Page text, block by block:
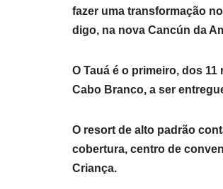
fazer uma transformação
digo, na nova Cancún da
O Tauá é o primeiro, dos
Cabo Branco, a ser
O resort de alto padrão
cobertura, centro de
Criança.